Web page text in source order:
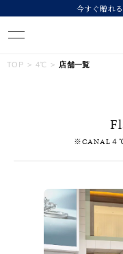
今すぐ贈れ
#ハーフエタニ
#ダイヤモンド ネックレス
カテゴリー
TOP 4℃ 店舗一覧
※CANAL４℃